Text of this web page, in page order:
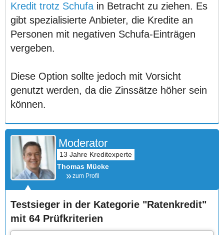
Kredit trotz Schufa in Betracht zu ziehen. Es
gibt spezialisierte Anbieter, die Kredite an
Personen mit negativen Schufa-Einträgen
vergeben.
Diese Option sollte jedoch mit Vorsicht
genutzt werden, da die Zinssätze höher sein
können.
Moderator
Thomas Mücke
zum Profil
Testsieger in der Kategorie "Ratenkredit"
mit 64 Prüfkriterien